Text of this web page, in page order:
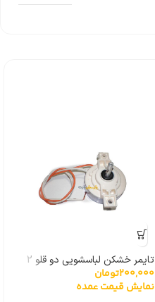
تایمر خشکن لباسشویی دو قلو 2
سیم
200,000تومان
نمایش قیمت عمده